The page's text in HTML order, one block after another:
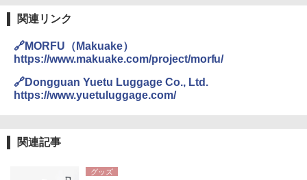
A26 地球の歩き方 チェコ ポーランド スロヴ
ァキア 2026～2027 地球の歩き方A ヨーロッ
パ
解く (講談社現代新書)
テント ワンタッチ RENEW 幅200 2-3人用 43
500002(88859)
￥5,999
￥6,459
熊撃退スプレー 熊よけスプレー 熊スプレー
【日本企業販売】超強力クマ対策スプレー 30
0ml（連続噴射30秒）110ml（連続噴射15
関連リンク
🔗MORFU（Makuake）
https://www.makuake.com/project/morfu/
🔗Dongguan Yuetu Luggage Co., Ltd.
https://www.yuetuluggage.com/
関連記事
グッズ